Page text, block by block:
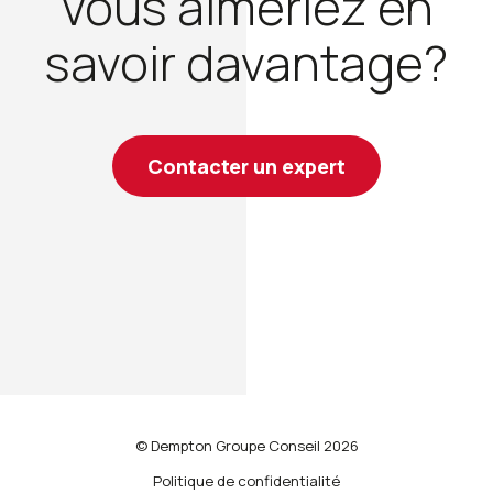
savoir davantage?
Contacter un expert
© Dempton Groupe Conseil 2026
Politique de confidentialité